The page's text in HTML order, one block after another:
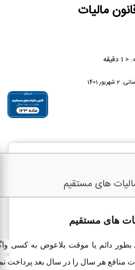
ماده 123 قانون مالیات
< 1 دقیقه
1401
بطور دائم یا موقت بلاعوض به کسی
منافع هر سال را در سال ‌بعد پرداخت